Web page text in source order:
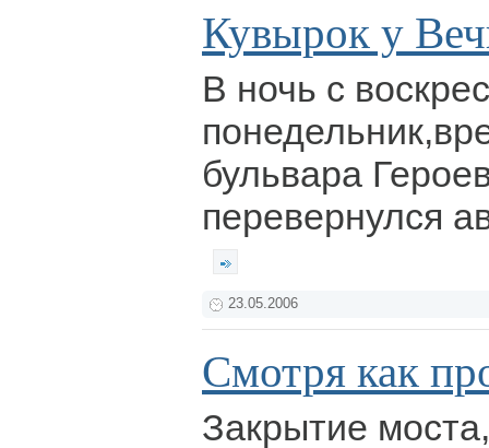
Кувырок у
В ночь с
бульвара
перевернулся
23.05.2006
Смотря как
Закрытие